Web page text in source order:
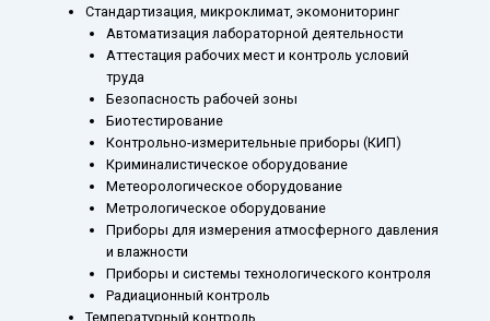
Стандартизация, микроклимат, экомониторинг
Автоматизация лабораторной деятельности
Аттестация рабочих мест и контроль условий
труда
Безопасность рабочей зоны
Биотестирование
Контрольно-измерительные приборы (КИП)
Криминалистическое оборудование
Метеорологическое оборудование
Метрологическое оборудование
Приборы для измерения атмосферного давления
и влажности
Приборы и системы технологического контроля
Радиационный контроль
Температурный контроль